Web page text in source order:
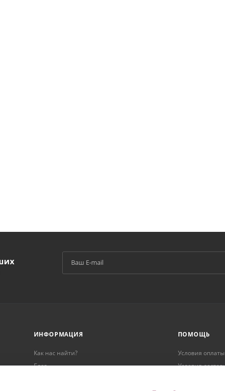
ИНФОРМАЦИЯ
Как нас найти?
Блог
ПОМОЩЬ
Условия оплаты
Условия